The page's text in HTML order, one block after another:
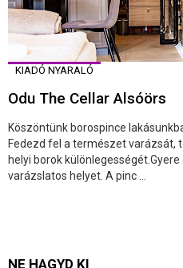
KIADÓ NYARALÓ
Odu The Cellar Alsóörs
Köszöntünk borospince
Fedezd fel a természet varázsát,
helyi borok
varázslatos helyet. A pinc ...
NE HAGYD KI